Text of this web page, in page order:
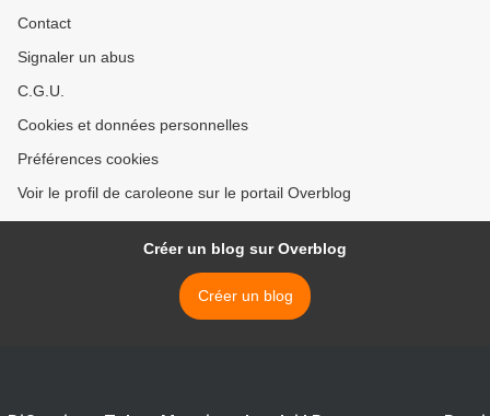
Contact
Signaler un abus
C.G.U.
Cookies et données personnelles
Préférences cookies
Voir le profil de caroleone sur le portail Overblog
Créer un blog sur Overblog
Créer un blog